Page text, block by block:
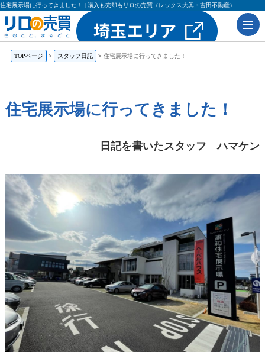
住宅展示場に行ってきました！ | 購入も売却もリロの売買（レックス大興・吉田不動産）
TOPページ スタッフ日記 住宅展示場に行ってきました！
住宅展示場に行ってきました！
日記を書いたスタッフ ハマケン